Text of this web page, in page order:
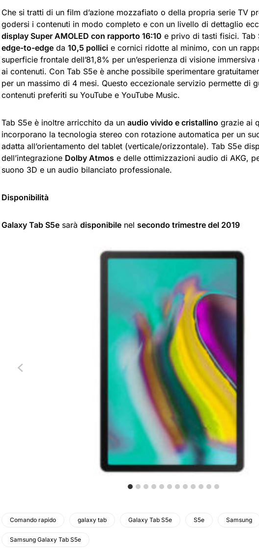
Che si tratti di un film d’azione mozzafiato o della propria serie TV
godersi i contenuti in modo completo e con un livello di dettaglio
display Super AMOLED con rapporto 16:10 e privo di tasti fisici. Tab
edge-to-edge da 10,5 pollici e cornici ridotte al minimo, con un
superficie frontale dell’81,8% per un’esperienza di visione
ai contenuti. Con Tab S5e è anche possibile sperimentare
per un massimo di 4 mesi. Questo eccezionale servizio permette di
contenuti preferiti su YouTube e YouTube Music.
Tab S5e è inoltre arricchito da un audio vivido e cristallino grazie ai
incorporano la tecnologia stereo con rotazione automatica per un
adatta all’orientamento del tablet (verticale/orizzontale). Tab S5e
dell’integrazione Dolby Atmos e delle ottimizzazioni audio di AKG,
suono 3D e un audio bilanciato professionale.
Disponibilità
Galaxy Tab S5e sarà disponibile nel secondo trimestre del 2019
Comando rapido galaxy tab Galaxy Tab S5e S5e Samsung
Samsung Galaxy Tab S5e